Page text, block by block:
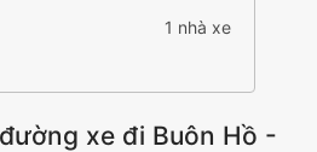
1 nhà xe
xe đi Buôn Hồ -